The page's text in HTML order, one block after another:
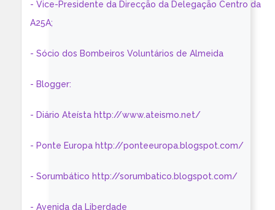
- Vice-Presidente da Direcção da Delegação Centro da
A25A;
- Sócio dos Bombeiros Voluntários de Almeida
- Blogger:
- Diário Ateísta http://www.ateismo.net/
- Ponte Europa http://ponteeuropa.blogspot.com/
- Sorumbático http://sorumbatico.blogspot.com/
- Avenida da Liberdade